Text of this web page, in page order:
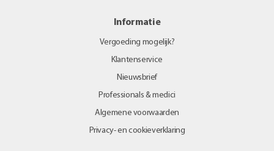
Informatie
Vergoeding mogelijk?
Klantenservice
Nieuwsbrief
Professionals & medici
Algemene voorwaarden
Privacy- en cookieverklaring